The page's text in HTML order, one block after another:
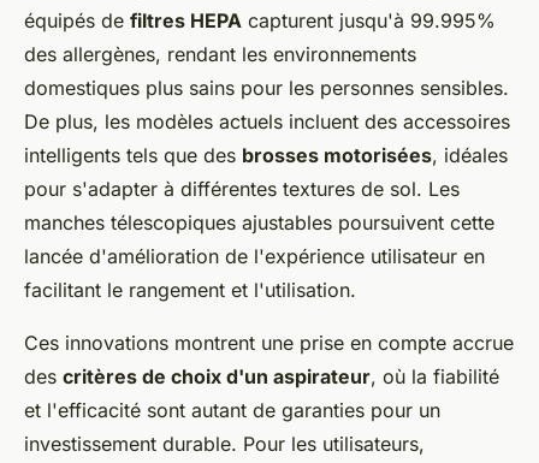
équipés de filtres HEPA capturent jusqu'à 99.995%
des allergènes, rendant les environnements
domestiques plus sains pour les personnes sensibles.
De plus, les modèles actuels incluent des accessoires
intelligents tels que des brosses motorisées, idéales
pour s'adapter à différentes textures de sol. Les
manches télescopiques ajustables poursuivent cette
lancée d'amélioration de l'expérience utilisateur en
facilitant le rangement et l'utilisation.
Ces innovations montrent une prise en compte accrue
des critères de choix d'un aspirateur, où la fiabilité
et l'efficacité sont autant de garanties pour un
investissement durable. Pour les utilisateurs,